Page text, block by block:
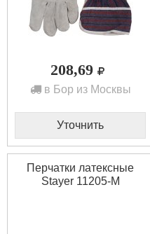
208,69
в Бор из Москвы
Уточнить
Перчатки латексные
Stayer 11205-M